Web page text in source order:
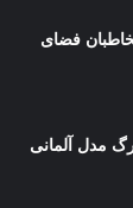
فضای
مدل آلمانی